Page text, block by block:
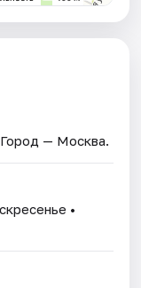
— Москва.
•